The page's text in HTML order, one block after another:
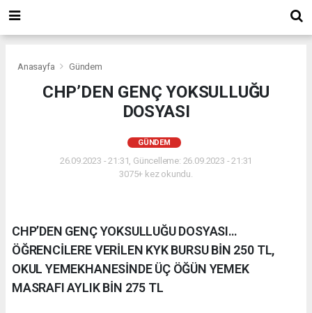
Anasayfa Gündem
CHP’DEN GENÇ YOKSULLUĞU
DOSYASI
GÜNDEM
26.09.2023 - 21:31, Güncelleme: 26.09.2023 - 21:31
3075+ kez okundu.
CHP’DEN GENÇ YOKSULLUĞU DOSYASI…
ÖĞRENCİLERE VERİLEN KYK BURSU BİN 250 TL,
OKUL YEMEKHANESİNDE ÜÇ ÖĞÜN YEMEK
MASRAFI AYLIK BİN 275 TL